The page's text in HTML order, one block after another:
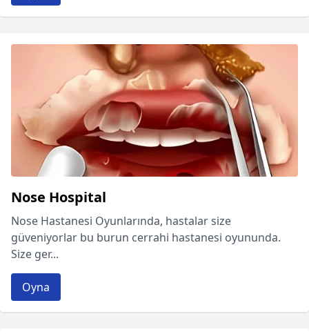
Nose Hospital
Nose Hastanesi Oyunlarında, hastalar size
güveniyorlar bu burun cerrahi hastanesi oyununda.
Size ger...
Oyna